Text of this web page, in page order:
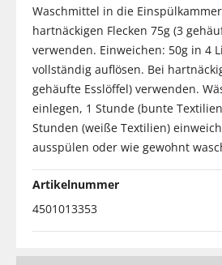
Waschmittel in die
hartnäckigen Flecken 75g (3
verwenden. Einweichen: 50g in 4
vollständig auflösen. Bei
gehäufte Esslöffel) verwenden.
einlegen, 1 Stunde (bunte
Stunden (weiße Textilien)
ausspülen oder wie gewohnt
Artikelnummer
4501013353